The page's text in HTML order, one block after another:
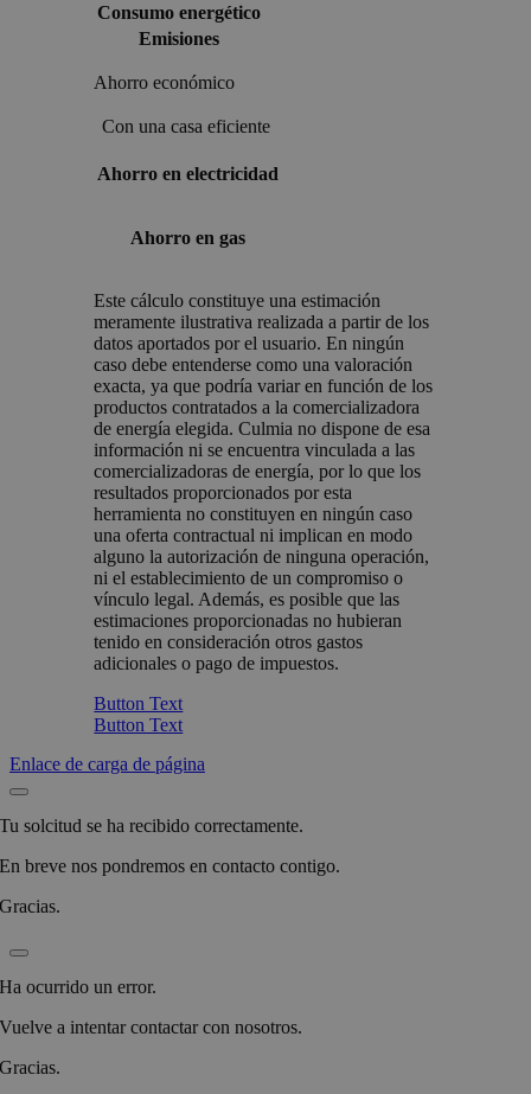
Consumo energético
Emisiones
Ahorro económico
Con una casa eficiente
Ahorro en electricidad
Ahorro en gas
Este cálculo constituye una estimación
meramente ilustrativa realizada a partir de los
datos aportados por el usuario. En ningún
caso debe entenderse como una valoración
exacta, ya que podría variar en función de los
productos contratados a la comercializadora
de energía elegida. Culmia no dispone de esa
información ni se encuentra vinculada a las
comercializadoras de energía, por lo que los
resultados proporcionados por esta
herramienta no constituyen en ningún caso
una oferta contractual ni implican en modo
alguno la autorización de ninguna operación,
ni el establecimiento de un compromiso o
vínculo legal. Además, es posible que las
estimaciones proporcionadas no hubieran
tenido en consideración otros gastos
adicionales o pago de impuestos.
Button Text
Button Text
Enlace de carga de página
Tu solcitud se ha recibido correctamente.
En breve nos pondremos en contacto contigo.
Gracias.
Ha ocurrido un error.
Vuelve a intentar contactar con nosotros.
Gracias.